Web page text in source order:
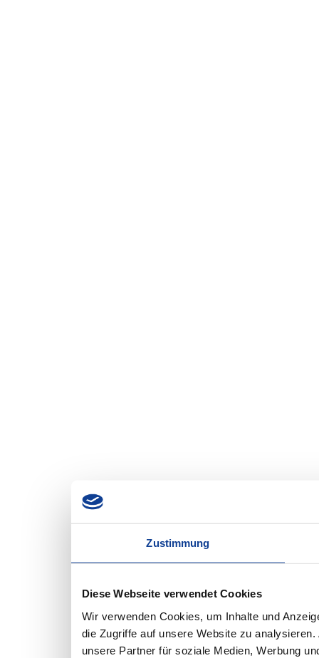
Zustimmung
Diese Webseite verwendet Cookies
Wir verwenden Cookies, um Inhalte und
die Zugriffe auf unsere Website zu
unsere Partner für soziale Medien, Werbung